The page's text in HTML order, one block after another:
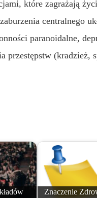
które zagrażają
centralnego
paranoidalne,
(kradzież,
Znaczenie